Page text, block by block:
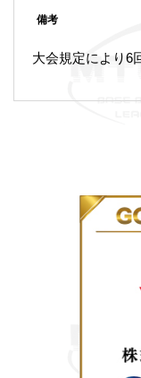
備考
大会規定により6